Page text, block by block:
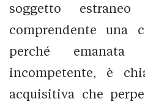
soggetto
comprendente una
perché
incompetente, è
acquisitiva che